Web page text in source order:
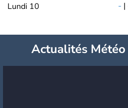
Lundi 10 - |
Actualités